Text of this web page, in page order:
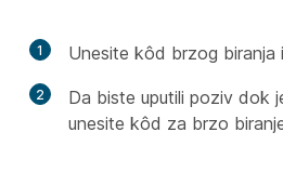
1 Unesite kôd brzog biranja
2
Da biste uputili poziv dok
unesite kôd za brzo